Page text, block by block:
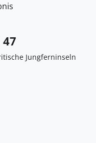
Jungferninseln